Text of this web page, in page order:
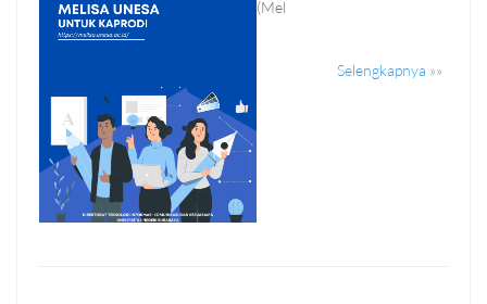
(Mel
Selengkapnya »»